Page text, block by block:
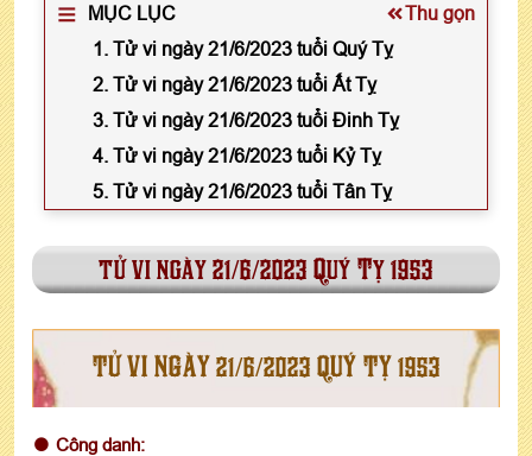
MỤC LỤC
Thu gọn
1. Tử vi ngày 21/6/2023 tuổi Quý Tỵ
2. Tử vi ngày 21/6/2023 tuổi Ất Tỵ
3. Tử vi ngày 21/6/2023 tuổi Đinh Tỵ
4. Tử vi ngày 21/6/2023 tuổi Kỷ Tỵ
5. Tử vi ngày 21/6/2023 tuổi Tân Tỵ
tử vi ngày 21/6/2023 Quý Tỵ 1953
TỬ VI NGÀY 21/6/2023 QUÝ TỴ 1953
Công danh: